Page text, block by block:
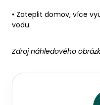
• Zateplit domov, více
vodu.
Zdroj náhledového